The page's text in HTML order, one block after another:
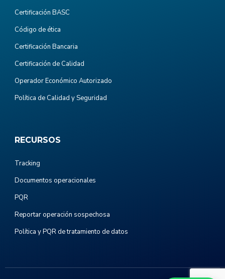
Certificación BASC
Código de ética
Certificación Bancaria
Certificación de Calidad
Operador Económico Autorizado
Política de Calidad y Seguridad
RECURSOS
Tracking
Documentos operacionales
PQR
Reportar operación sospechosa
Política y PQR de tratamiento de datos